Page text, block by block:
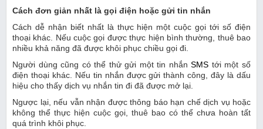
Cách đơn giản nhất là gọi điện hoặc gửi tin nhắn
Cách dễ nhận biết nhất là thực hiện một cuộc gọi tới số điện
thoại khác. Nếu cuộc gọi được thực hiện bình thường, thuê bao
nhiều khả năng đã được khôi phục chiều gọi đi.
Người dùng cũng có thể thử gửi một tin nhắnSMS tới một số
điện thoại khác. Nếu tin nhắn được gửi thành công, đây là dấu
hiệu cho thấy dịch vụ nhắn tin đi đã được mở lại.
Ngược lại, nếu vẫn nhận được thông báo hạn chế dịch vụ hoặc
không thể thực hiện cuộc gọi, thuê bao có thể chưa hoàn tất
quá trình khôi phục.